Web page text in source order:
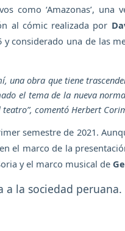
como ‘Amazonas’, una
al cómic realizada por
considerado una de las
una obra que tiene
el tema de la nueva
comentó Herbert
semestre de 2021.
el marco de la
y el marco musical de